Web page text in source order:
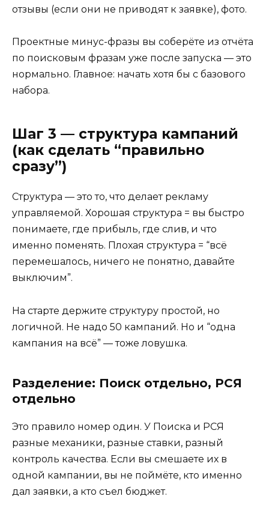
отзывы (если они не приводят к заявке), фото.
Проектные минус-фразы вы соберёте из отчёта
по поисковым фразам уже после запуска — это
нормально. Главное: начать хотя бы с базового
набора.
Шаг 3 — структура кампаний
(как сделать “правильно
сразу”)
Структура — это то, что делает рекламу
управляемой. Хорошая структура = вы быстро
понимаете, где прибыль, где слив, и что
именно поменять. Плохая структура = “всё
перемешалось, ничего не понятно, давайте
выключим”.
На старте держите структуру простой, но
логичной. Не надо 50 кампаний. Но и “одна
кампания на всё” — тоже ловушка.
Разделение: Поиск отдельно, РСЯ
отдельно
Это правило номер один. У Поиска и РСЯ
разные механики, разные ставки, разный
контроль качества. Если вы смешаете их в
одной кампании, вы не поймёте, кто именно
дал заявки, а кто съел бюджет.